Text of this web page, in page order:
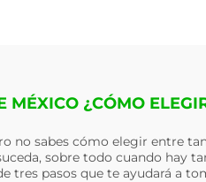
MÉXICO ¿CÓMO
no sabes cómo elegir entre
sobre todo cuando hay
tres pasos que te ayudará a